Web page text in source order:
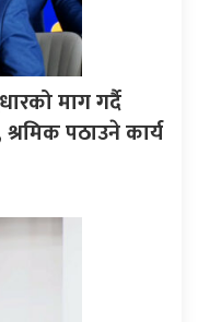
माग गर्दै
पठाउने कार्य